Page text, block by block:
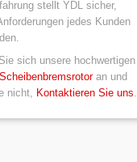
stellt YDL sicher,
jedes Kunden
sich unsere hochwertigen
Scheibenbremsrotoran und
nicht, Kontaktieren Sie uns.